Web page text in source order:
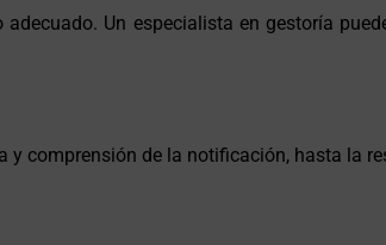
Un especialista en gestoría
comprensión de la notificación, hasta la